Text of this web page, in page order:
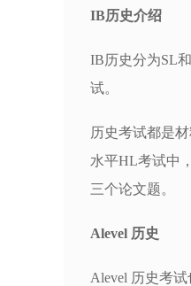
IB历史介绍
IB历史分为SL
试。
历史考试都是
水平HL考试中
三个论文题。
Alevel 历史
Alevel 历史考